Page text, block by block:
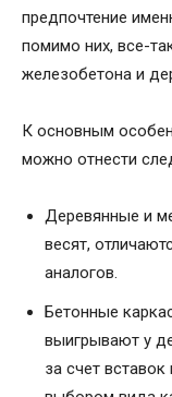
предпочтение
помимо них, все-
железобетона и
К основным
можно отнести
Деревянные и
весят,
аналогов.
Бетонные
выигрывают у
за счет